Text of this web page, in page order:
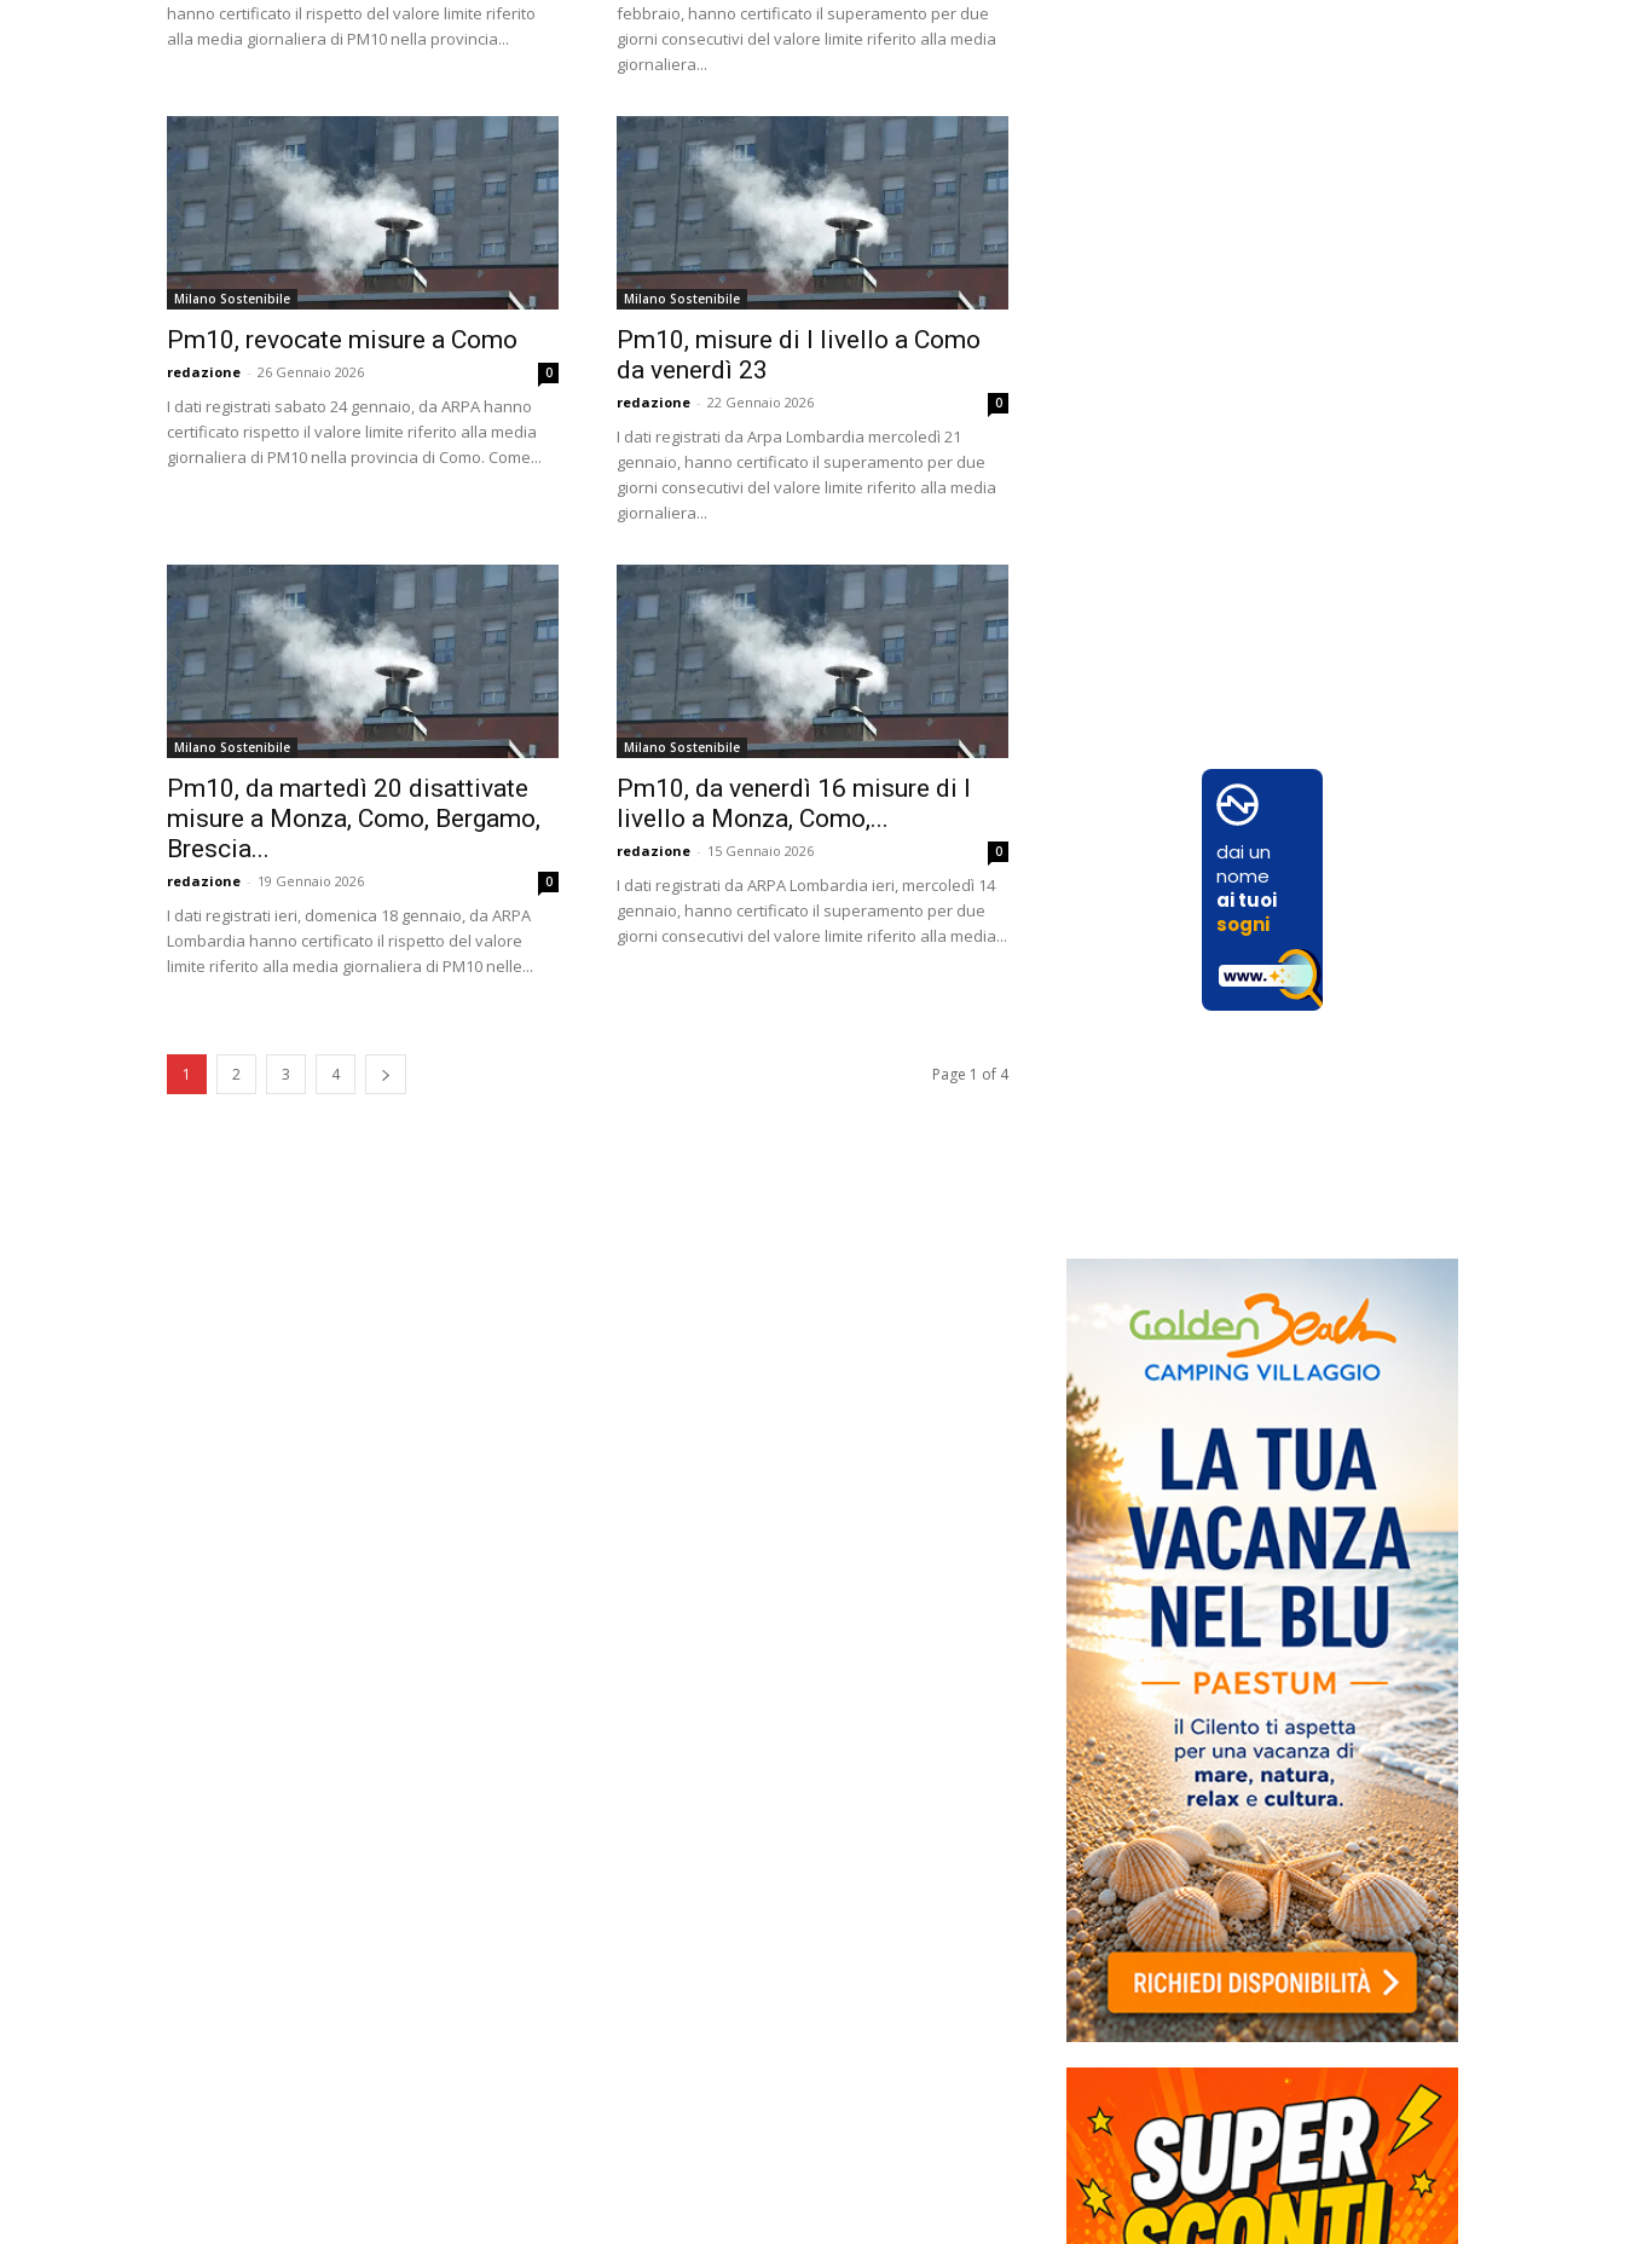
hanno certificato il rispetto del valore limite riferito
alla media giornaliera di PM10 nella provincia...
febbraio, hanno certificato il superamento per due
giorni consecutivi del valore limite riferito alla media
giornaliera...
Milano Sostenibile
Pm10, revocate misure a Como
redazione - 26 Gennaio 2026 0
I dati registrati sabato 24 gennaio, da ARPA hanno
certificato rispetto il valore limite riferito alla media
giornaliera di PM10 nella provincia di Como. Come...
Milano Sostenibile
Pm10, misure di I livello a Como
da venerdì 23
redazione - 22 Gennaio 2026 0
I dati registrati da Arpa Lombardia mercoledì 21
gennaio, hanno certificato il superamento per due
giorni consecutivi del valore limite riferito alla media
giornaliera...
Milano Sostenibile
Pm10, da martedì 20 disattivate
misure a Monza, Como, Bergamo,
Brescia...
redazione - 19 Gennaio 2026 0
I dati registrati ieri, domenica 18 gennaio, da ARPA
Lombardia hanno certificato il rispetto del valore
limite riferito alla media giornaliera di PM10 nelle...
Milano Sostenibile
Pm10, da venerdì 16 misure di I
livello a Monza, Como,...
redazione - 15 Gennaio 2026 0
I dati registrati da ARPA Lombardia ieri, mercoledì 14
gennaio, hanno certificato il superamento per due
giorni consecutivi del valore limite riferito alla media...
1 2 3 4 Page 1 of 4